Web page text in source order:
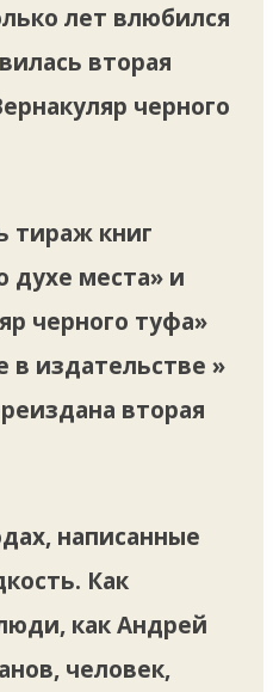
лет влюбился
вторая
черного
тираж книг
духе места» и
черного туфа»
в издательстве »
вторая
написанные
Как
как Андрей
человек,